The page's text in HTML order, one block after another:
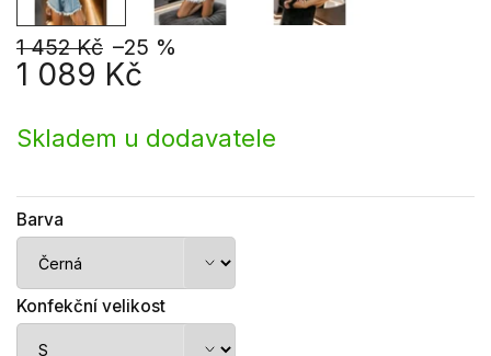
1 452 Kč –25 %
1 089 Kč
cena:
Skladem u dodavatele
Barva
Konfekční velikost